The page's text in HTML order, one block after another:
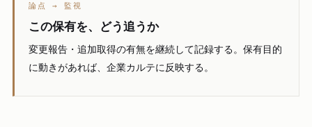
論点 → 監視
この保有を、どう追うか
変更報告・追加取得の有無を継続して記録する。保有目的
に動きがあれば、企業カルテに反映する。